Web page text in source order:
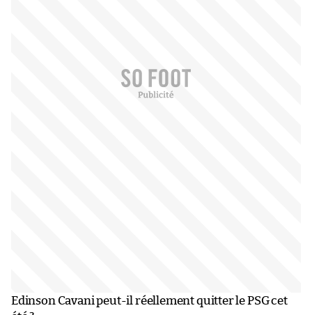
Edinson Cavani peut-il réellement quitter le PSG cet